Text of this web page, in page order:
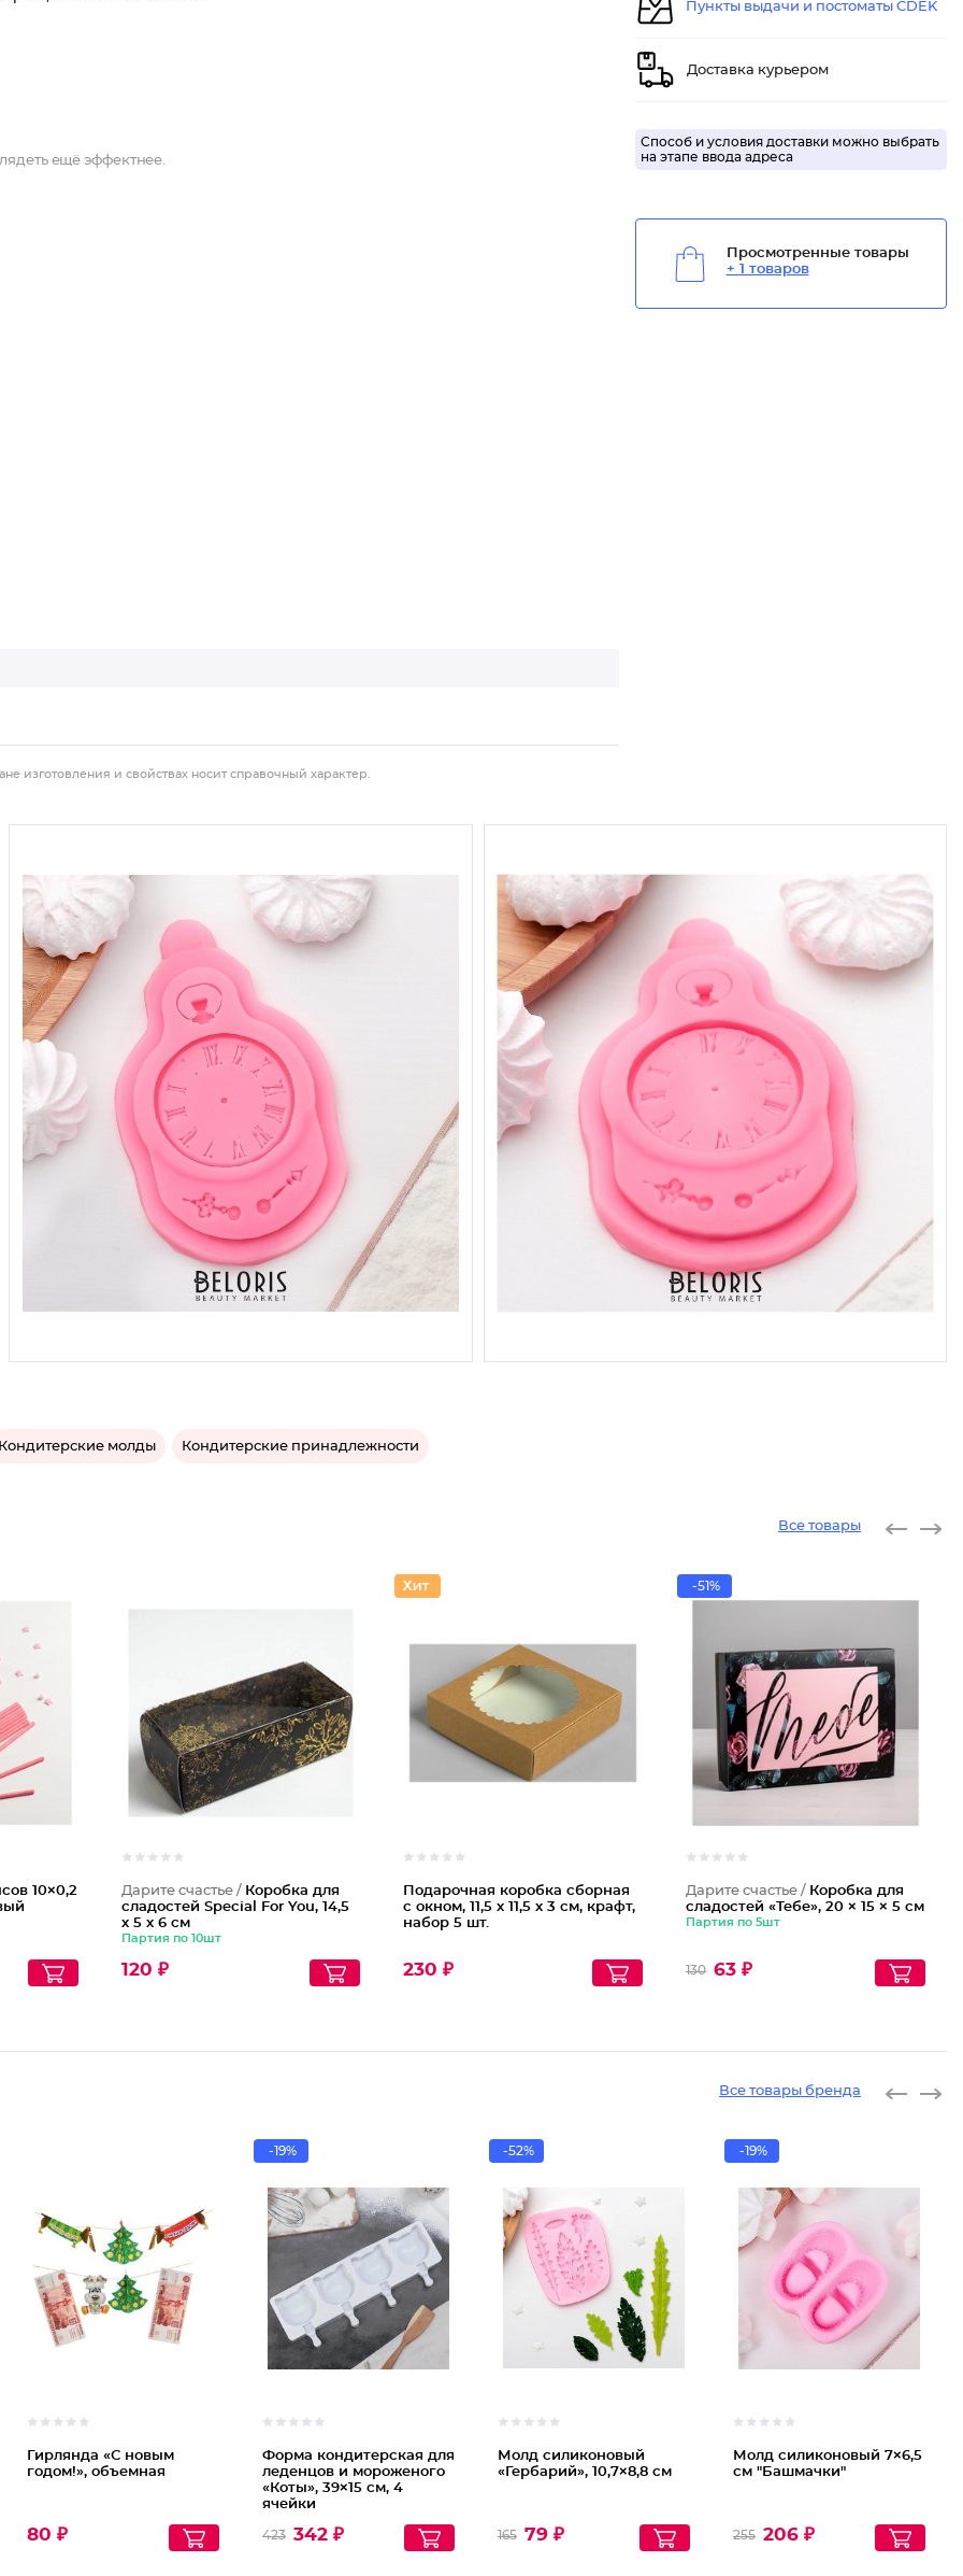
ещё эффектнее.
этого достаточно аккуратно отогнуть стенки формы.
от –40 до +230 °C.
изготовления и свойствах носит справочный характер.
Пункты выдачи и постоматы CDEK
Доставка курьером
Способ и условия доставки можно выбрать
на этапе ввода адреса
Просмотренные товары
+ 1 товаров
Кондитерские молды Кондитерские принадлежности
Все товары
10×0,2
Дарите счастье / Коробка для
сладостей Special For You, 14,5
х 5 х 6 см
Партия по 10шт
120 ₽
Подарочная коробка сборная
с окном, 11,5 х 11,5 х 3 см, крафт,
набор 5 шт.
230 ₽
-51%
Дарите счастье / Коробка для
сладостей «Тебе», 20 × 15 × 5 см
Партия по 5шт
130 63 ₽
Все товары бренда
Гирлянда «С новым
годом!», объемная
80 ₽
-19%
Форма кондитерская для
леденцов и мороженого
«Коты», 39×15 см, 4
ячейки
423 342 ₽
-52%
Молд силиконовый
«Гербарий», 10,7×8,8 см
165 79 ₽
-19%
Молд силиконовый 7×6,5
см "Башмачки"
255 206 ₽